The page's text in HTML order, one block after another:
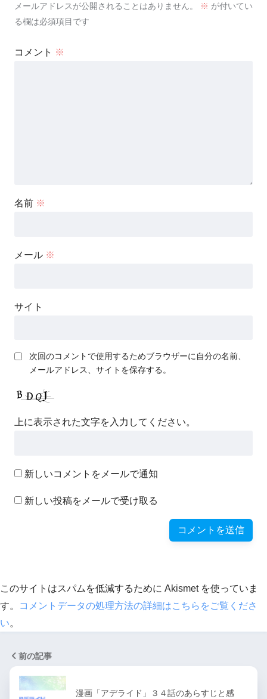
メールアドレスが公開されることはありません。 ※ が付いてい
る欄は必須項目です
コメント ※
名前 ※
メール ※
サイト
次回のコメントで使用するためブラウザーに自分の名前、
メールアドレス、サイトを保存する。
上に表示された文字を入力してください。
新しいコメントをメールで通知
新しい投稿をメールで受け取る
このサイトはスパムを低減するために Akismet を使っていま
す。
コメントデータの処理方法の詳細はこちらをご覧くださ
い。
前の記事
漫画「アデライド」３４話のあらすじと感